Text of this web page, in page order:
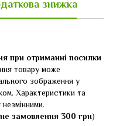
знижка
при отриманні посилки
товару може
зображення у
Характеристики та
замовлення 300 грн)